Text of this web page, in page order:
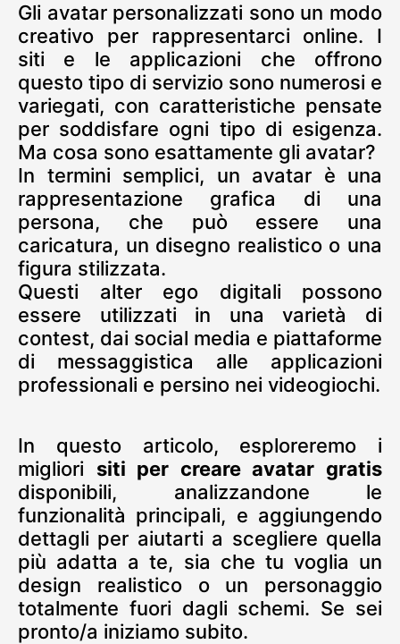
Gli avatar personalizzati sono un modo
creativo per rappresentarci online. I
siti e le applicazioni che offrono
questo tipo di servizio sono numerosi e
variegati, con caratteristiche pensate
per soddisfare ogni tipo di esigenza.
Ma cosa sono esattamente gli avatar?
In termini semplici, un avatar è una
rappresentazione grafica di una
persona, che può essere una
caricatura, un disegno realistico o una
figura stilizzata.
Questi alter ego digitali possono
essere utilizzati in una varietà di
contest, dai social media e piattaforme
di messaggistica alle applicazioni
professionali e persino nei videogiochi.
In questo articolo, esploreremo i
migliori siti per creare avatar gratis
disponibili, analizzandone le
funzionalità principali, e aggiungendo
dettagli per aiutarti a scegliere quella
più adatta a te, sia che tu voglia un
design realistico o un personaggio
totalmente fuori dagli schemi. Se sei
pronto/a iniziamo subito.